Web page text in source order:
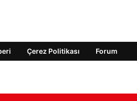
Çerez Politikası Forum